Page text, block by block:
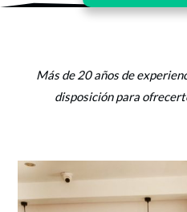
Más de 20 años de
disposición para